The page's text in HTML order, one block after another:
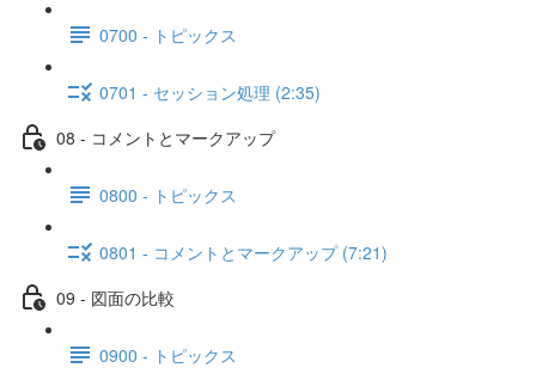
0700 - トピックス
0701 - セッション処理 (2:35)
08 - コメントとマークアップ
0800 - トピックス
0801 - コメントとマークアップ (7:21)
09 - 図面の比較
0900 - トピックス